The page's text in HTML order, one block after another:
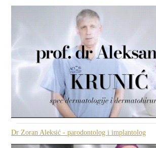
Dr Zoran Aleksić - parodontolog i implantolog